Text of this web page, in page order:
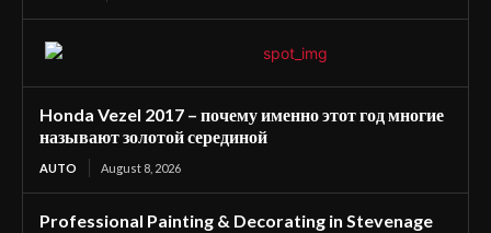
Honda Vezel 2017 – почему именно этот год многие
называют золотой серединой
AUTO August 8, 2026
Professional Painting & Decorating in Stevenage